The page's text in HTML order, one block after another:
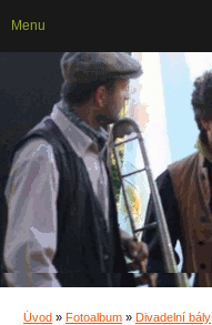
Úvod » Fotoalbum » Divadelní bály
Menu